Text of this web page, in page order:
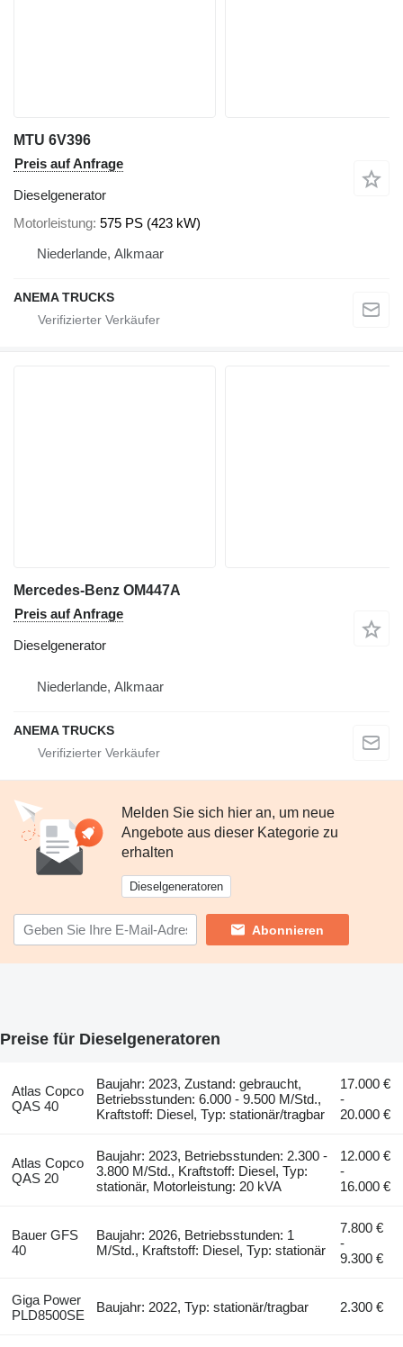
MTU 6V396
Preis auf Anfrage
Dieselgenerator
Motorleistung 575 PS (423 kW)
Niederlande, Alkmaar
ANEMA TRUCKS
Mercedes-Benz OM447A
Preis auf Anfrage
Dieselgenerator
Niederlande, Alkmaar
ANEMA TRUCKS
Melden Sie sich hier an, um neue
Angebote aus dieser Kategorie zu
erhalten
Dieselgeneratoren
Abonnieren
Preise für Dieselgeneratoren
Atlas Copco
QAS 40
Baujahr: 2023, Zustand: gebraucht,
Betriebsstunden: 6.000 - 9.500 M/Std.,
Kraftstoff: Diesel, Typ: stationär/tragbar
17.000 €
-
20.000 €
Atlas Copco
QAS 20
Baujahr: 2023, Betriebsstunden: 2.300 -
3.800 M/Std., Kraftstoff: Diesel, Typ:
stationär, Motorleistung: 20 kVA
12.000 €
-
16.000 €
Bauer GFS
40
Baujahr: 2026, Betriebsstunden: 1
M/Std., Kraftstoff: Diesel, Typ: stationär
7.800 €
-
9.300 €
Giga Power
PLD8500SE
Baujahr: 2022, Typ: stationär/tragbar 2.300 €